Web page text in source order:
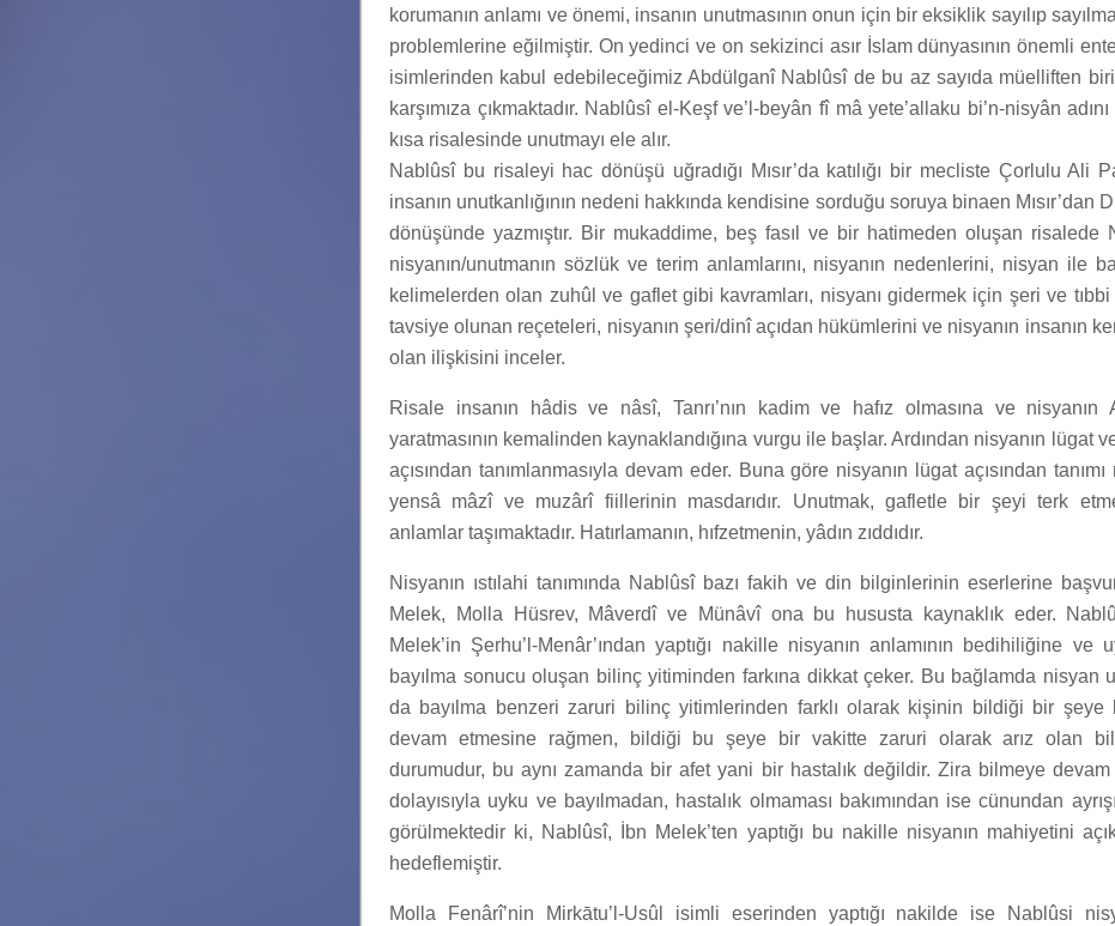
korumanın anlamı ve önemi, insanın unutmasının onun için bir eksiklik sayılıp
problemlerine eğilmiştir. On yedinci ve on sekizinci asır İslam dünyasının önemli
isimlerinden kabul edebileceğimiz Abdülganî Nablûsî de bu az sayıda müelliften
karşımıza çıkmaktadır. Nablûsî el-Keşf ve’l-beyân fî mâ yete’allaku bi’n-nisyân
kısa risalesinde unutmayı ele alır.
Nablûsî bu risaleyi hac dönüşü uğradığı Mısır’da katılığı bir mecliste Çorlulu Ali
insanın unutkanlığının nedeni hakkında kendisine sorduğu soruya binaen Mısır’dan
dönüşünde yazmıştır. Bir mukaddime, beş fasıl ve bir hatimeden oluşan risalede
nisyanın/unutmanın sözlük ve terim anlamlarını, nisyanın nedenlerini, nisyan ile
kelimelerden olan zuhûl ve gaflet gibi kavramları, nisyanı gidermek için şeri ve tıbbi
tavsiye olunan reçeteleri, nisyanın şeri/dinî açıdan hükümlerini ve nisyanın insanın
olan ilişkisini inceler.
Risale insanın hâdis ve nâsî, Tanrı’nın kadim ve hafız olmasına ve nisyanın
yaratmasının kemalinden kaynaklandığına vurgu ile başlar. Ardından nisyanın lügat ve
açısından tanımlanmasıyla devam eder. Buna göre nisyanın lügat açısından tanımı
yensâ mâzî ve muzârî fiillerinin masdarıdır. Unutmak, gafletle bir şeyi terk
anlamlar taşımaktadır. Hatırlamanın, hıfzetmenin, yâdın zıddıdır.
Nisyanın ıstılahi tanımında Nablûsî bazı fakih ve din bilginlerinin eserlerine
Melek, Molla Hüsrev, Mâverdî ve Münâvî ona bu hususta kaynaklık eder.
Melek’in Şerhu’l-Menâr’ından yaptığı nakille nisyanın anlamının bedihiliğine ve
bayılma sonucu oluşan bilinç yitiminden farkına dikkat çeker. Bu bağlamda nisyan
da bayılma benzeri zaruri bilinç yitimlerinden farklı olarak kişinin bildiği bir şeye
devam etmesine rağmen, bildiği bu şeye bir vakitte zaruri olarak arız olan
durumudur, bu aynı zamanda bir afet yani bir hastalık değildir. Zira bilmeye devam
dolayısıyla uyku ve bayılmadan, hastalık olmaması bakımından ise cünundan
görülmektedir ki, Nablûsî, İbn Melek’ten yaptığı bu nakille nisyanın mahiyetini
hedeflemiştir.
Molla Fenârî’nin Mirkātu’l-Usûl isimli eserinden yaptığı nakilde ise Nablûsi